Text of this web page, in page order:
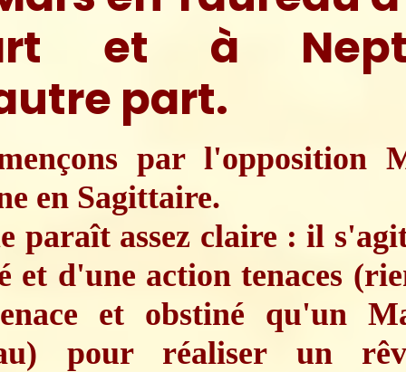
et à
part.
par l'opposition
en Sagittaire.
paraît assez claire : il
et d'une action tenaces
et obstiné qu'un
pour réaliser un